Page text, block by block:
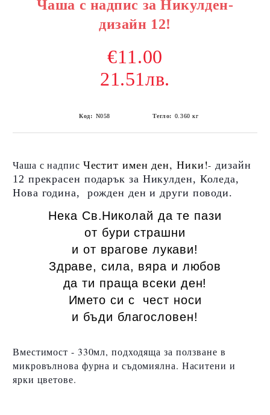
Чаша с надпис за Никулден-
дизайн 12!
€11.00
21.51лв.
Код: N058 Тегло: 0.360 кг
Чаша с надпис Честит имен ден, Ники!- дизайн
12 прекрасен подарък за Никулден, Коледа,
Нова година, рожден ден и други поводи.
Нека Св.Николай да те пази
от бури страшни
и от врагове лукави!
Здраве, сила, вяра и любов
да ти праща всеки ден!
Името си с чест носи
и бъди благословен!
Вместимост - 330мл, подходяща за ползване в
микровълнова фурна и съдомиялна. Наситени и
ярки цветове.